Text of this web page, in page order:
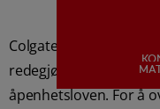
Colgate Palmolive
redegjørelse for
åpenhetsloven. For å